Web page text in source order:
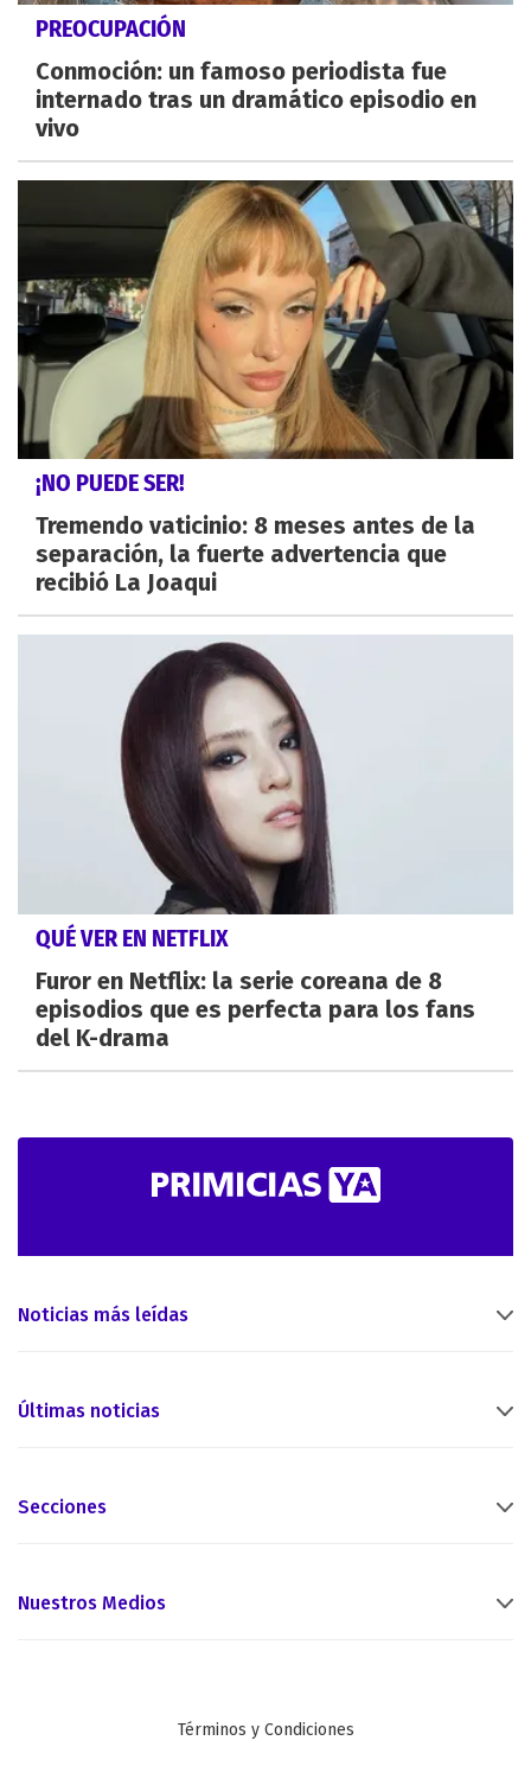
PREOCUPACIÓN
Conmoción: un famoso periodista fue
internado tras un dramático episodio en
vivo
¡NO PUEDE SER!
Tremendo vaticinio: 8 meses antes de la
separación, la fuerte advertencia que
recibió La Joaqui
QUÉ VER EN NETFLIX
Furor en Netflix: la serie coreana de 8
episodios que es perfecta para los fans
del K-drama
Noticias más leídas
Últimas noticias
Secciones
Nuestros Medios
Términos y Condiciones